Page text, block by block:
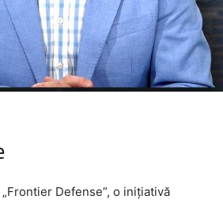
Defense”, o inițiativă